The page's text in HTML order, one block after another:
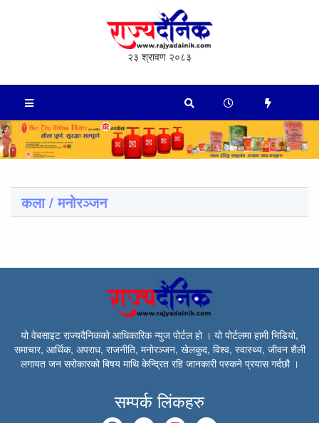
२३ श्रावण २०८३
कला / मनोरञ्जन
यो वेबसाइट राज्यदैनिकको आधिकारिक न्युज पोर्टल हो । यो पोर्टलमा हामी भिडियो,
समाचार, आर्थिक, अपराध, राजनीति, मनोरञ्जन, खेलकुद, विश्व, स्वास्थ्य, जीवन शैली
लगायत जन सरोकारको बिषय माथि केन्द्रित रहि जानकारी पस्कने प्रयास गर्दछौ ।
सम्पर्क लिंकहरु